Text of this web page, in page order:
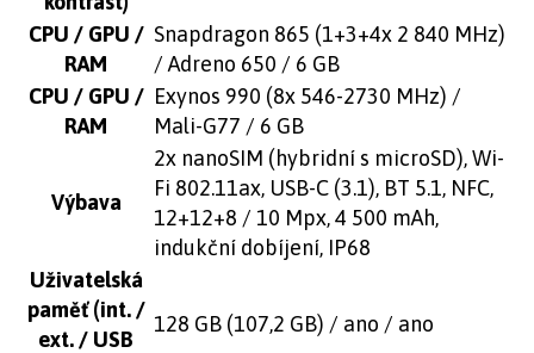
CPU / GPU /
RAM
Snapdragon 865 (1+3+4x 2 840 MHz)
/ Adreno 650 / 6 GB
CPU / GPU /
RAM
Exynos 990 (8x 546-2730 MHz) /
Mali-G77 / 6 GB
Výbava
2x nanoSIM (hybridní s microSD), Wi-
Fi 802.11ax, USB-C (3.1), BT 5.1, NFC,
12+12+8 / 10 Mpx, 4 500 mAh,
indukční dobíjení, IP68
Uživatelská
paměť (int. /
ext. / USB
128 GB (107,2 GB) / ano / ano